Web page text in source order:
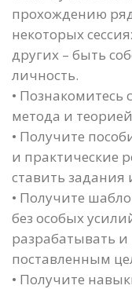
прохождению
некоторых
других – быть
личность.
•
метода и
• Получите
и практические
ставить задания
• Получите
без особых
разрабатывать и
поставленным
• Получите